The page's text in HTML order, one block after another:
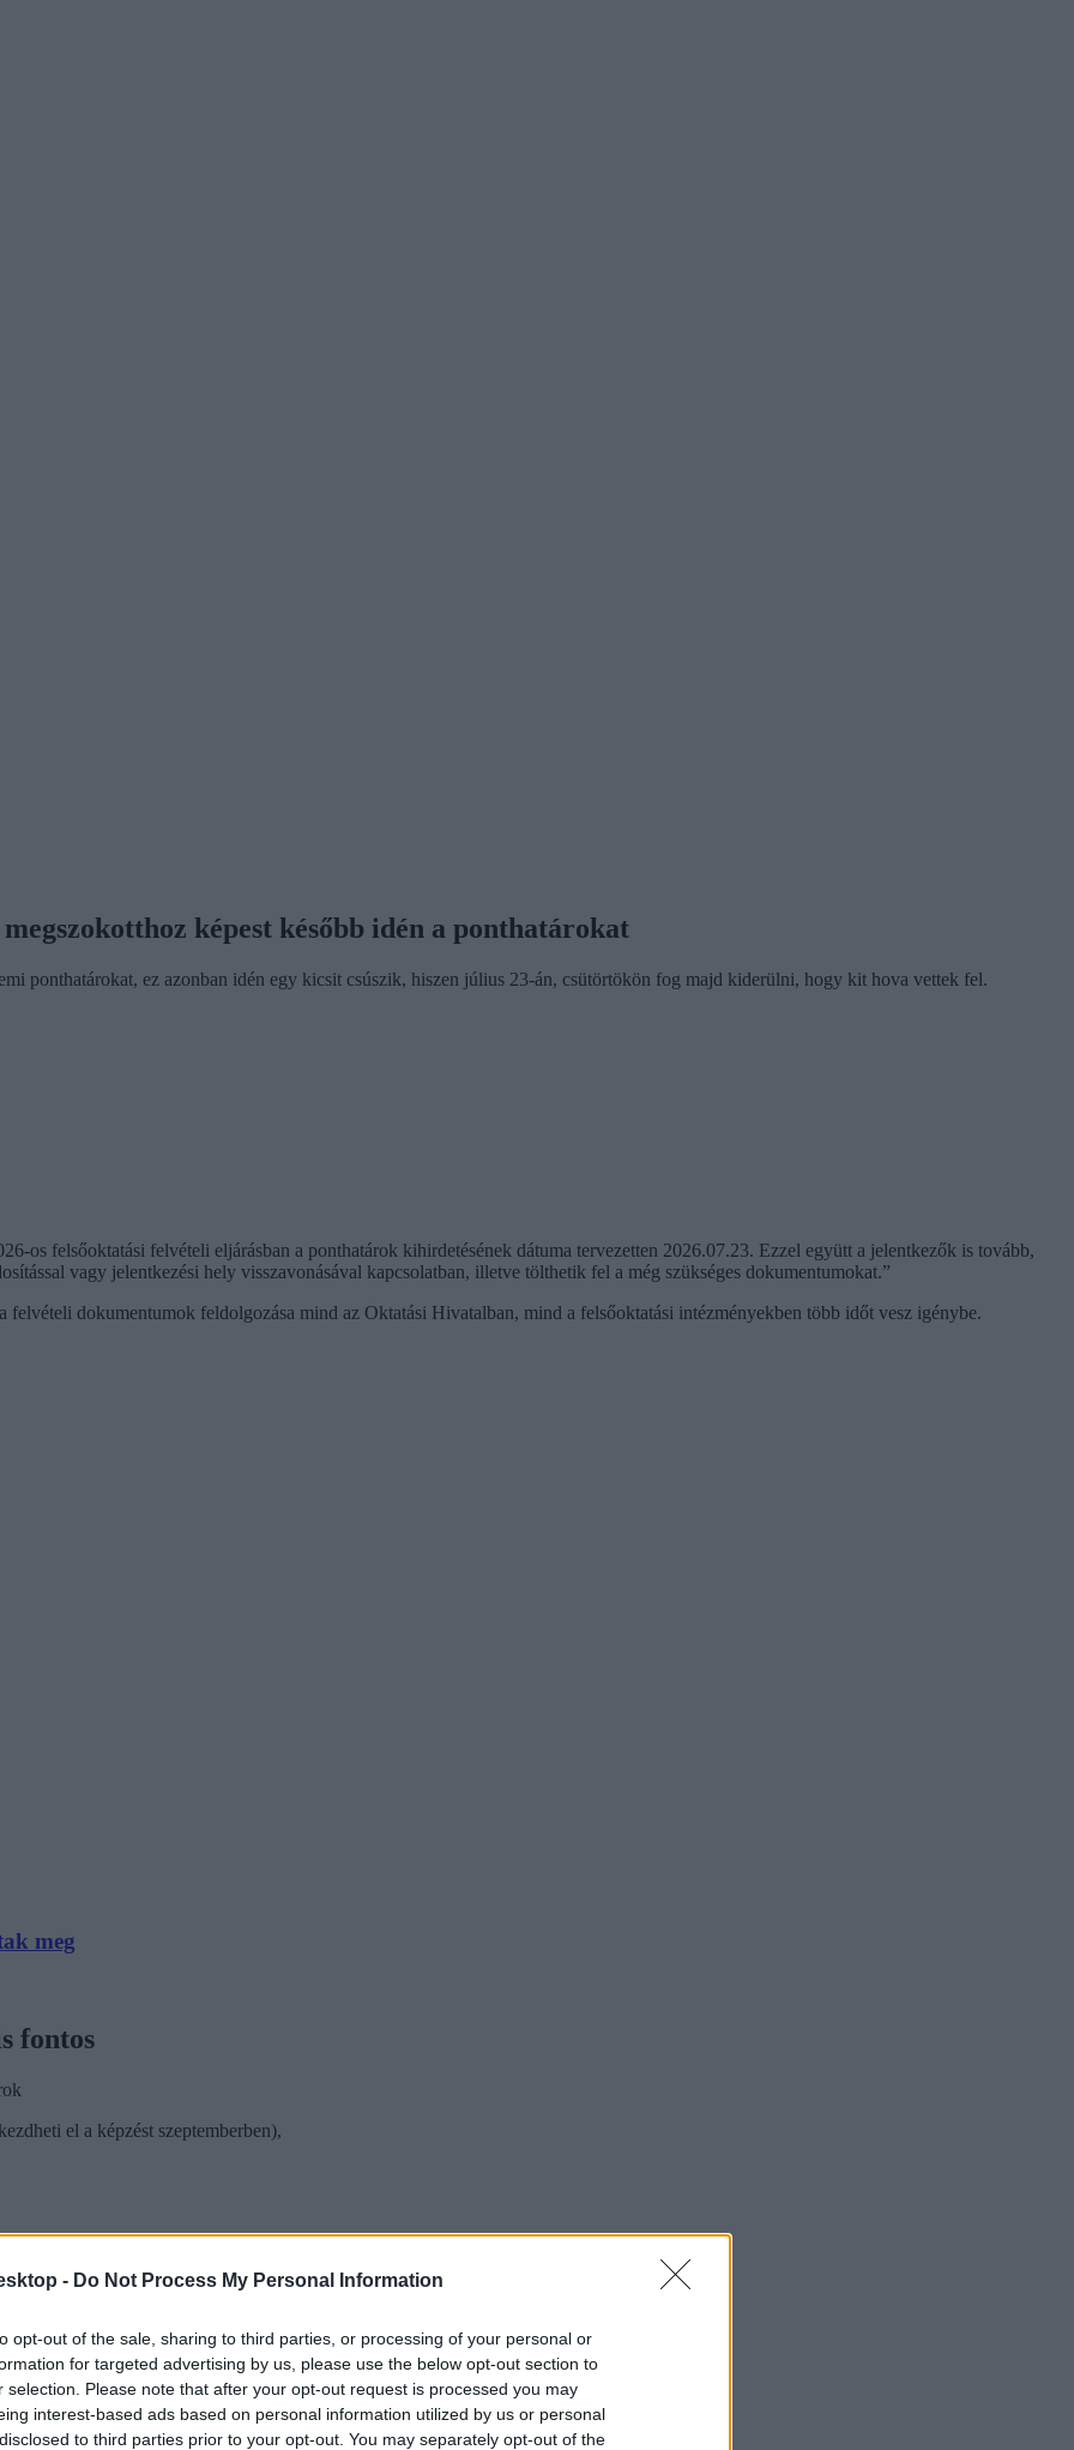
- Do Not Process My Personal Information
opt-out of the sale, sharing to third parties, or processing of your personal or
for targeted advertising by us, please use the below opt-out section to
selection. Please note that after your opt-out request is processed you may
interest-based ads based on personal information utilized by us or personal
to third parties prior to your opt-out. You may separately opt-out of the
képest később idén a ponthatárokat
ponthatárokat, ez azonban idén egy kicsit csúszik, hiszen július 23-án, csütörtökön fog majd kiderülni, hogy kit hova vettek fel.
os felsőoktatási felvételi eljárásban a ponthatárok kihirdetésének dátuma tervezetten 2026.07.23. Ezzel együtt a jelentkezők is tovább,
vagy jelentkezési hely visszavonásával kapcsolatban, illetve tölthetik fel a még szükséges dokumentumokat.”
dokumentumok feldolgozása mind az Oktatási Hivatalban, mind a felsőoktatási intézményekben több időt vesz igénybe.
meg
fontos
el a képzést szeptemberben),